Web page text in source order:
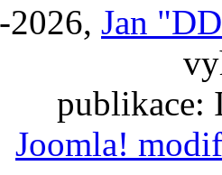
Jan
publikace:
Joomla!